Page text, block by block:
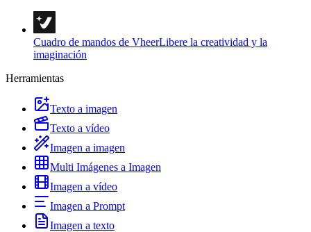
Cuadro de mandos de VheerLibere la creatividad y la
imaginación
Herramientas
Texto a imagen
Texto a vídeo
Imagen a imagen
Multi Imágenes a Imagen
Imagen a vídeo
Imagen a Prompt
Imagen a texto